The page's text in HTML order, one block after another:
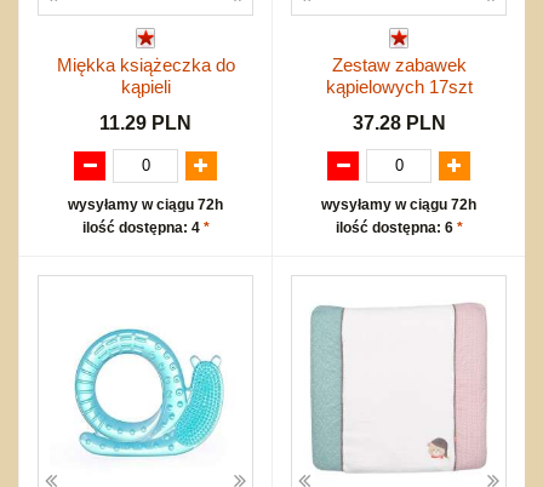
Miękka książeczka do
kąpieli
11.29 PLN
wysyłamy w ciągu 72h
ilość dostępna: 4 *
Zestaw zabawek
kąpielowych 17szt
37.28 PLN
wysyłamy w ciągu 72h
ilość dostępna: 6 *